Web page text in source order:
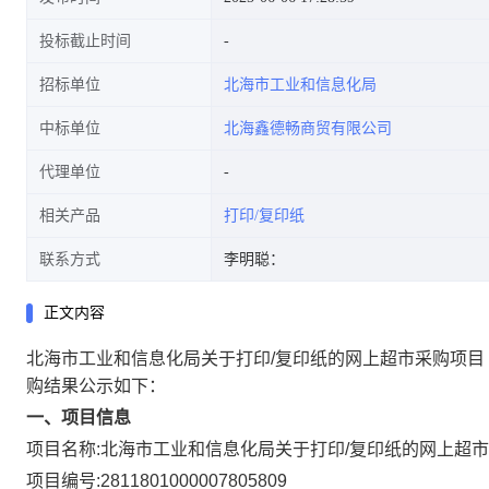
投标截止时间
招标单位 北海市工业和信息化局
中标单位 北海鑫德畅商贸有限公司
代理单位
相关产品 打印/复印纸
联系方式 李明聪：
正文内容
北海市工业和信息化局关于打印/复印纸的网上超市采购项目
购结果公示如下：
一、项目信息
项目名称:北海市工业和信息化局关于打印/复印纸的网上超
项目编号:2811801000007805809